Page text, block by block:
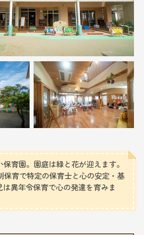
育園。園庭は緑と花が迎えます。
保育で特定の保育士と心の安定・基
異年令保育で心の発達を育みま